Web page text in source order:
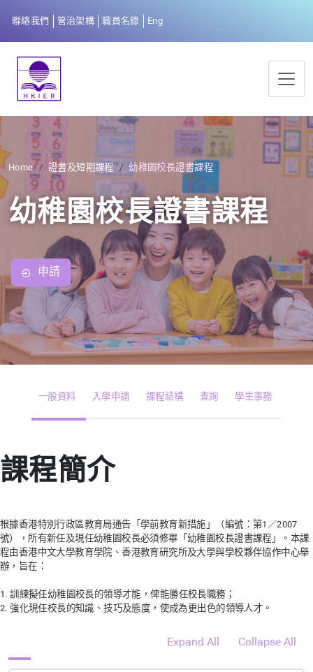
聯絡我們 管治架構 職員名錄 Eng
Home 證書及短期課程 幼稚園校長證書課程
幼稚園校長證書課程
申請
一般資料 入學申請 課程結構 查詢 學生事務
課程簡介
根據香港特別行政區教育局通告「學前教育新措施」（編號：第1／2007
號），所有新任及現任幼稚園校長必須修畢「幼稚園校長證書課程」。本課
程由香港中文大學教育學院、香港教育研究所及大學與學校夥伴協作中心舉
辦，旨在 ：
1.訓練擬任幼稚園校長的領導才能，俾能勝任校長職務；
2. 強化現任校長的知識、技巧及態度，使成為更出色的領導人才。
Expand All Collapse All